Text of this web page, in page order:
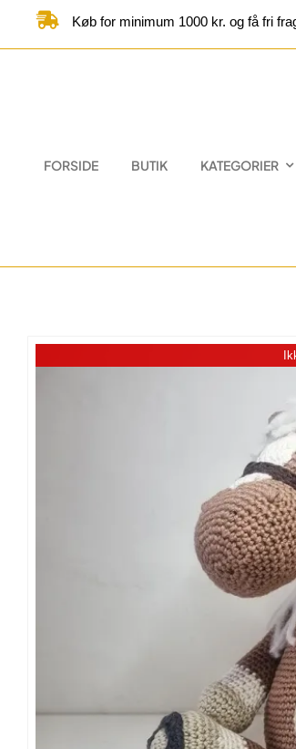
Køb for minimum 1000 kr. og få fri
FORSIDE BUTIK KATEGORIER